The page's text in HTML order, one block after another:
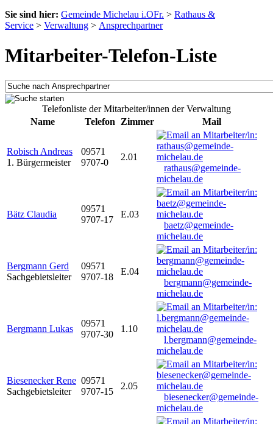
Sie sind hier: Gemeinde Michelau i.OFr. > Rathaus &
Service > Verwaltung > Ansprechpartner
Mitarbeiter-Telefon-Liste
Telefonliste der Mitarbeiter/innen der Verwaltung
Name
Telefon Zimmer Mail
Robisch Andreas
1. Bürgermeister
09571
9707-0
2.01
rathaus@gemeinde-
michelau.de
Bätz Claudia
09571
9707-17
E.03
baetz@gemeinde-
michelau.de
Bergmann Gerd
Sachgebietsleiter
09571
9707-18
E.04
bergmann@gemeinde-
michelau.de
Bergmann Lukas
09571
9707-30
1.10
l.bergmann@gemeinde-
michelau.de
Biesenecker Rene
Sachgebietsleiter
09571
9707-15
2.05
biesenecker@gemeinde-
michelau.de